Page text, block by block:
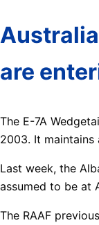
are
The E-7A
2003. It maintains
Last week, the
assumed to be at
The RAAF